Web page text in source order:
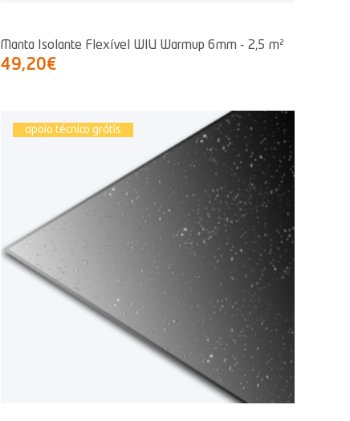
Manta Isolante Flexível WIU Warmup 6mm - 2,5 m²
49,20€
apoio técnico grátis